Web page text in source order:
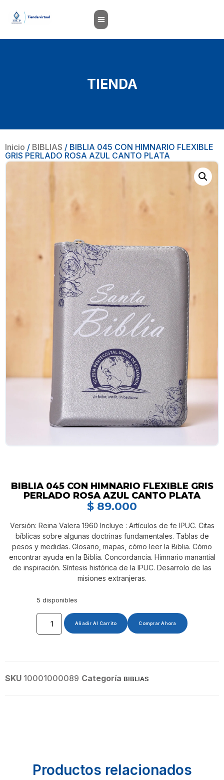
TIENDA
Inicio / BIBLIAS / BIBLIA 045 CON HIMNARIO FLEXIBLE
GRIS PERLADO ROSA AZUL CANTO PLATA
BIBLIA 045 CON HIMNARIO FLEXIBLE GRIS
PERLADO ROSA AZUL CANTO PLATA
$ 89.000
Versión: Reina Valera 1960 Incluye : Artículos de fe IPUC. Citas
bíblicas sobre algunas doctrinas fundamentales. Tablas de
pesos y medidas. Glosario, mapas, cómo leer la Biblia. Cómo
encontrar ayuda en la Biblia. Concordancia. Himnario manantial
de inspiración. Síntesis histórica de la IPUC. Desarrolo de las
misiones extranjeras.
5 disponibles
Añadir Al Carrito Comprar Ahora
SKU 10001000089 Categoría BIBLIAS
Productos relacionados